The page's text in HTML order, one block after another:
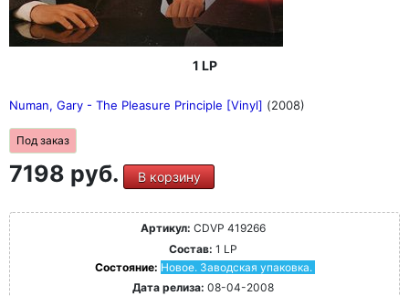
1 LP
Numan, Gary - The Pleasure Principle [Vinyl] (2008)
Под заказ
7198 руб. В корзину
Артикул: CDVP 419266
Состав: 1 LP
Состояние: Новое. Заводская упаковка.
Дата релиза: 08-04-2008